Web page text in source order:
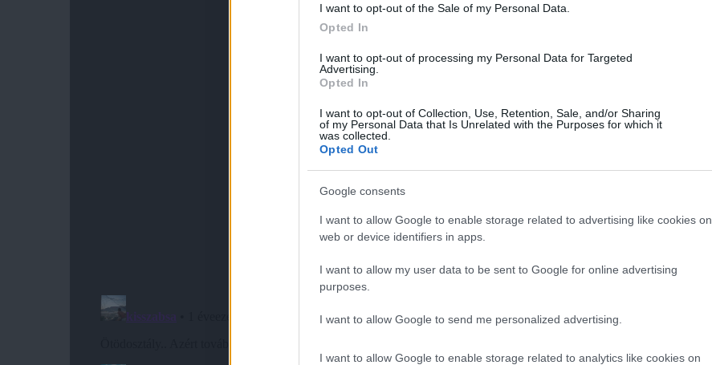
I want to opt-out of the Sale of my Personal Data.
Opted In
I want to opt-out of processing my Personal Data for Targeted
Advertising.
Opted In
I want to opt-out of Collection, Use, Retention, Sale, and/or Sharing
of my Personal Data that Is Unrelated with the Purposes for which it
was collected.
Opted Out
Google consents
I want to allow Google to enable storage related to advertising like cookies on
web or device identifiers in apps.
I want to allow my user data to be sent to Google for online advertising
purposes.
I want to allow Google to send me personalized advertising.
I want to allow Google to enable storage related to analytics like cookies on